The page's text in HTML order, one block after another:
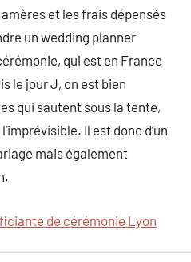
et les frais dépensés
un wedding planner
qui est en France
le jour J, on est bien
qui sautent sous la tente,
Il est donc d’un
mais également
de cérémonie Lyon